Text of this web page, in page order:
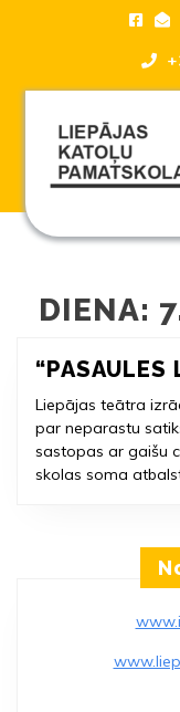
DIENA:
“PASAULES
Liepājas teātra
par neparastu
sastopas ar gaišu
skolas soma